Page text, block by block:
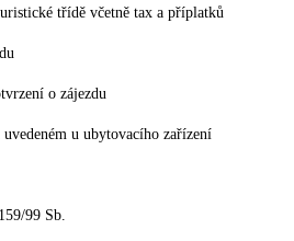
třídě včetně tax a příplatků
o zájezdu
u ubytovacího zařízení
99 Sb.